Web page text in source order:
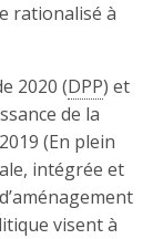
rationalisé à
2020 (DPP) et
de la
(En plein
intégrée et
visent à